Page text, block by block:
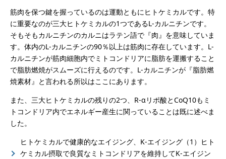
筋肉を保つ鍵を握っているのは運動ともにヒトケミカルです。特
に重要なのが三大ヒトケミカルの1つであるL-カルニチンです。
そもそもカルニチンのカルニはラテン語で『肉』を意味していま
す。体内のL-カルニチンの90％以上は筋肉に存在しています。L-
カルニチンが筋肉細胞内でミトコンドリアに脂肪を運搬すること
で脂肪燃焼がスムーズに行えるのです。L-カルニチンが『脂肪燃
焼素材』と言われる所以はここにあります。
また、三大ヒトケミカルの残りの2つ、R-αリポ酸とCoQ10もミ
トコンドリア内でエネルギー産生に関っていることは既に述べま
した。
ヒトケミカルで健康的なエイジング、K-エイジング（1）ヒト
ケミカル摂取で良質なミトコンドリアを維持してK-エイジン